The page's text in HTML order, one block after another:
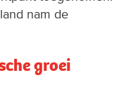
nam de
groei